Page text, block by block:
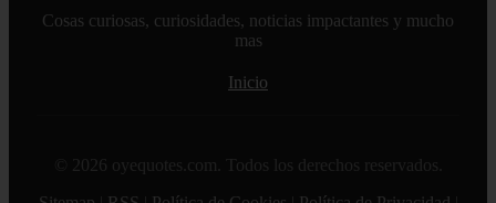
Cosas curiosas, curiosidades, noticias impactantes y mucho
mas
Inicio
© 2026 oyequotes.com. Todos los derechos reservados.